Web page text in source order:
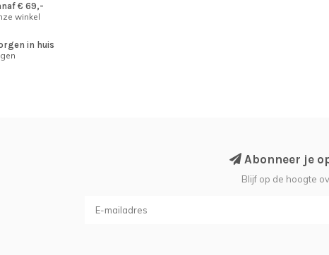
€ 69,-
winkel
in huis
Abonneer je
Blijf op de hoogte